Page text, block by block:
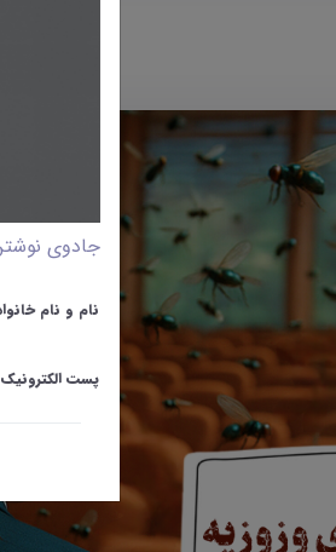
جادوی
نام و نام
پست الکترونیک